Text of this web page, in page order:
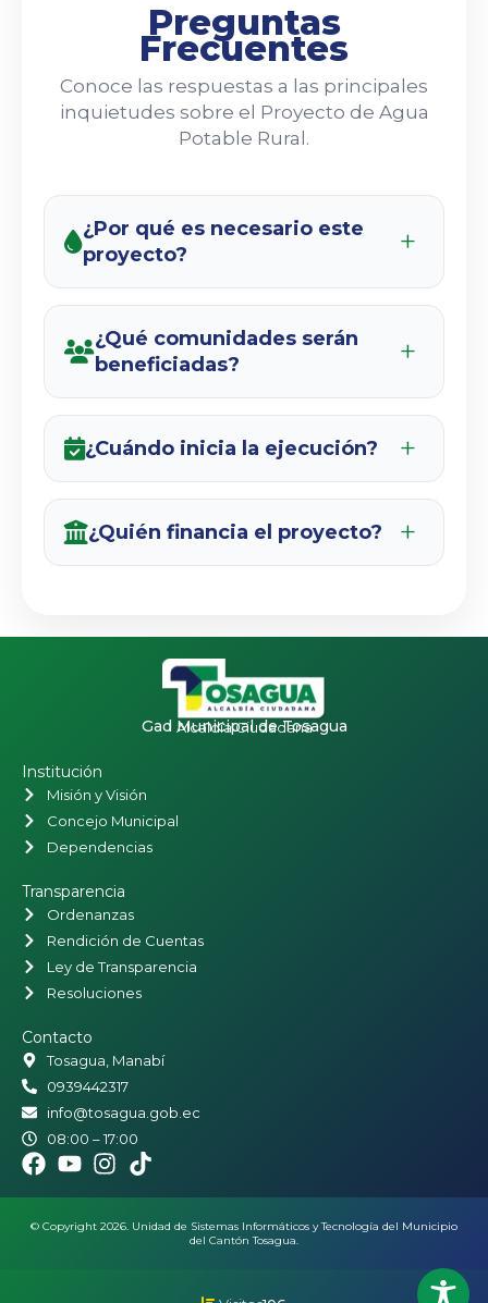
Preguntas
Frecuentes
Conoce las respuestas a las principales
inquietudes sobre el Proyecto de Agua
Potable Rural.
¿Por qué es necesario este
proyecto?
¿Qué comunidades serán
beneficiadas?
¿Cuándo inicia la ejecución?
¿Quién financia el proyecto?
Gad Municipal de Tosagua
Alcaldía Ciudadana
Institución
Misión y Visión
Concejo Municipal
Dependencias
Transparencia
Ordenanzas
Rendición de Cuentas
Ley de Transparencia
Resoluciones
Contacto
Tosagua, Manabí
0939442317
info@tosagua.gob.ec
08:00 – 17:00
© Copyright 2026. Unidad de Sistemas Informáticos y Tecnología del Municipio
del Cantón Tosagua.